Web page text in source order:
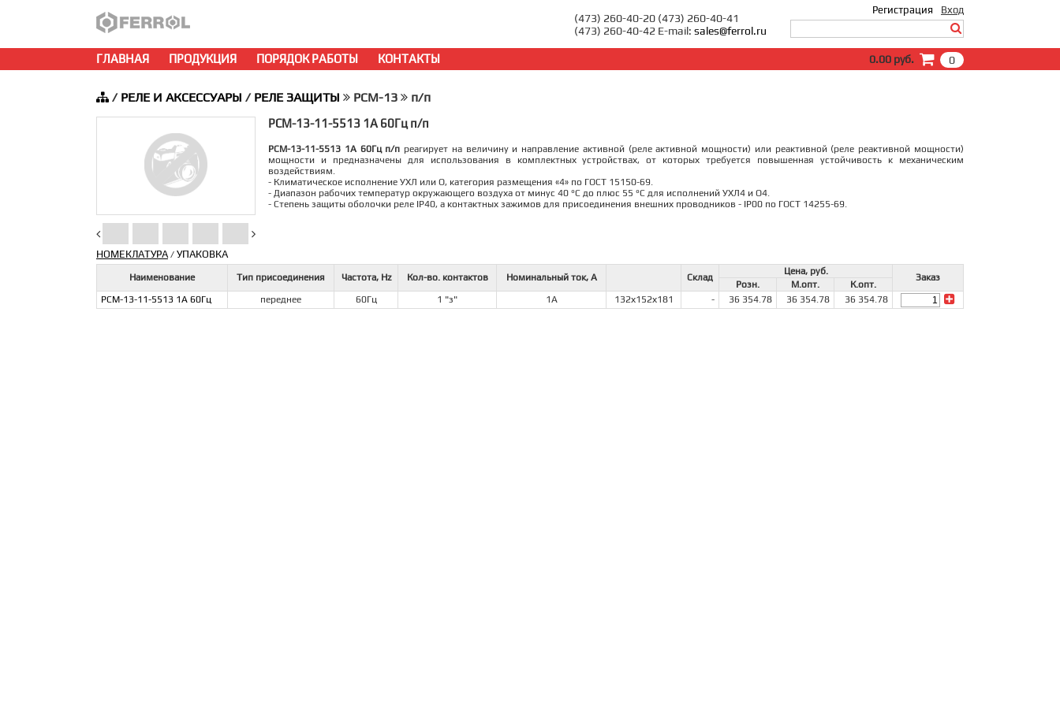
Вход
Забыли пароль?
Регистрация
(473) 260-40-20 (473) 260-40-41
(473) 260-40-42 E-mail: sales@ferrol.ru
ГЛАВНАЯ ПРОДУКЦИЯ ПОРЯДОК РАБОТЫ КОНТАКТЫ 0
0.00 руб.
/ РЕЛЕ И АКСЕССУАРЫ / РЕЛЕ ЗАЩИТЫ РСМ-13 п/п
РСМ-13-11-5513 1А 60Гц п/п
РСМ-13-11-5513 1А 60Гц п/п реагирует на величину и направление активной (реле активной мощности) или реактивной (реле реактивной мощности)
мощности и предназначены для использования в комплектных устройствах, от которых требуется повышенная устойчивость к механическим
воздействиям.
- Климатическое исполнение УХЛ или О, категория размещения «4» по ГОСТ 15150-69.
- Диапазон рабочих температур окружающего воздуха от минус 40 °С до плюс 55 °С для исполнений УХЛ4 и О4.
- Степень защиты оболочки реле IP40, а контактных зажимов для присоединения внешних проводников - IP00 по ГОСТ 14255-69.
НОМЕКЛАТУРА/ УПАКОВКА
Наименование Тип присоединения Частота, Hz Кол-во. контактов Номинальный ток, А Склад
Цена, руб.
Заказ
Розн. М.опт.
К.опт.
РСМ-13-11-5513 1А 60Гц
переднее 60Гц 1 "з" 1А 132х152х181 - 36 354.78 36 354.78 36 354.78